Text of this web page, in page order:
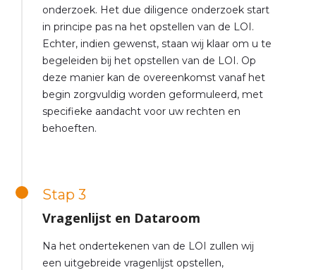
onderzoek. Het due diligence onderzoek start
in principe pas na het opstellen van de LOI.
Echter, indien gewenst, staan wij klaar om u te
begeleiden bij het opstellen van de LOI. Op
deze manier kan de overeenkomst vanaf het
begin zorgvuldig worden geformuleerd, met
specifieke aandacht voor uw rechten en
behoeften.
Stap 3
Vragenlijst en Dataroom
Na het ondertekenen van de LOI zullen wij
een uitgebreide vragenlijst opstellen,